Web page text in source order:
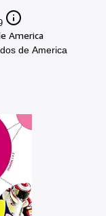
America
de America